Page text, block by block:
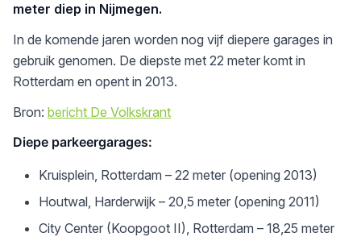
meter diep in Nijmegen.
In de komende jaren worden nog vijf diepere garages in
gebruik genomen. De diepste met 22 meter komt in
Rotterdam en opent in 2013.
Bron: bericht De Volkskrant
Diepe parkeergarages:
Kruisplein, Rotterdam – 22 meter (opening 2013)
Houtwal, Harderwijk – 20,5 meter (opening 2011)
City Center (Koopgoot II), Rotterdam – 18,25 meter